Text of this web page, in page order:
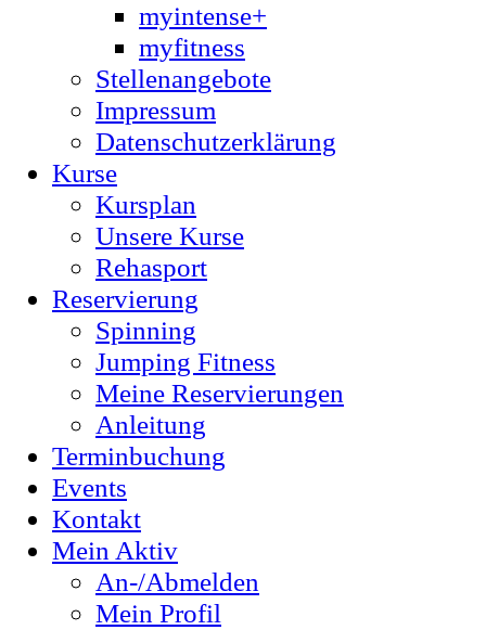
myintense+
myfitness
Stellenangebote
Impressum
Datenschutzerklärung
Kurse
Kursplan
Unsere Kurse
Rehasport
Reservierung
Spinning
Jumping Fitness
Meine Reservierungen
Anleitung
Terminbuchung
Events
Kontakt
Mein Aktiv
An-/Abmelden
Mein Profil